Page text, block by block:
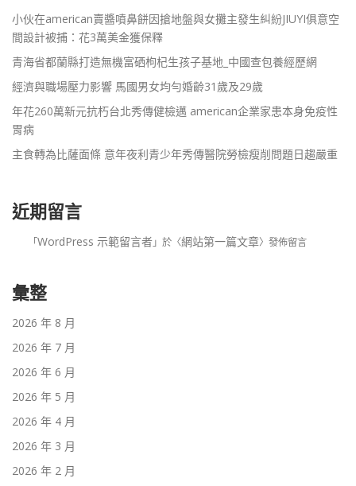
小伙在american賣醬噴鼻餅因搶地盤與女攤主發生糾紛JIUYI俱意空
間設計被捕：花3萬美金獲保釋
青海省都蘭縣打造無機富硒枸杞生孩子基地_中國查包養經歷網
經濟與職場壓力影響 馬國男女均勻婚齡31歲及29歲
年花260萬新元抗朽台北秀傳健檢邁 american企業家患本身免疫性
胃病
主食轉為比薩面條 意年夜利青少年秀傳醫院勞檢瘦削問題日趨嚴重
近期留言
「WordPress 示範留言者」於〈網站第一篇文章〉發佈留言
彙整
2026 年 8 月
2026 年 7 月
2026 年 6 月
2026 年 5 月
2026 年 4 月
2026 年 3 月
2026 年 2 月